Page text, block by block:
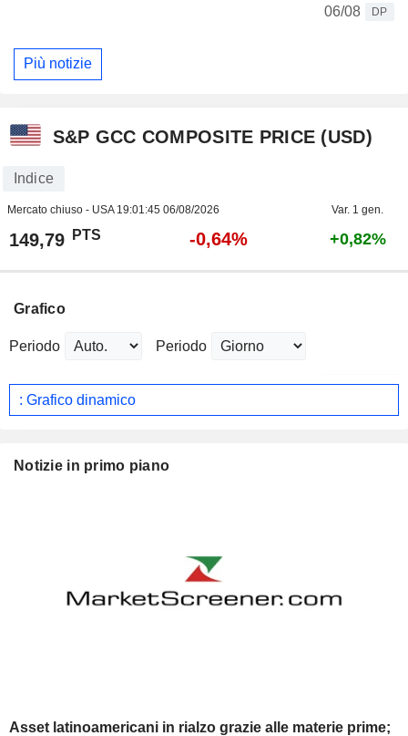
06/08
DP
Più notizie
S&P GCC COMPOSITE PRICE (USD)
Indice
Mercato chiuso - USA 19:01:45 06/08/2026 Var. 1 gen.
149,79 PTS -0,64% +0,82%
Grafico
Periodo Periodo
: Grafico dinamico
Notizie in primo piano
Asset latinoamericani in rialzo grazie alle materie prime;